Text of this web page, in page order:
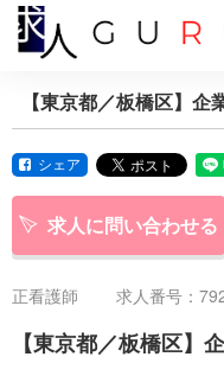
【東京都／板橋区】
シェア
求人に問い合わせる
正看護師 求人番号：
【東京都／板橋区】